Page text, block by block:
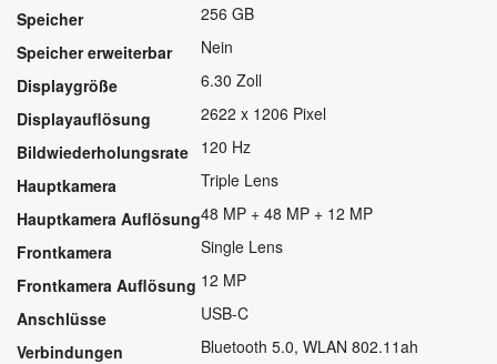
Speicher
256 GB
Speicher erweiterbar
Nein
Displaygröße
6.30 Zoll
Displayauflösung
2622 x 1206 Pixel
Bildwiederholungsrate 120 Hz
Hauptkamera
Triple Lens
Hauptkamera Auflösung48 MP + 48 MP + 12 MP
Frontkamera
Single Lens
Frontkamera Auflösung 12 MP
Anschlüsse
USB-C
Verbindungen
Bluetooth 5.0, WLAN 802.11ah